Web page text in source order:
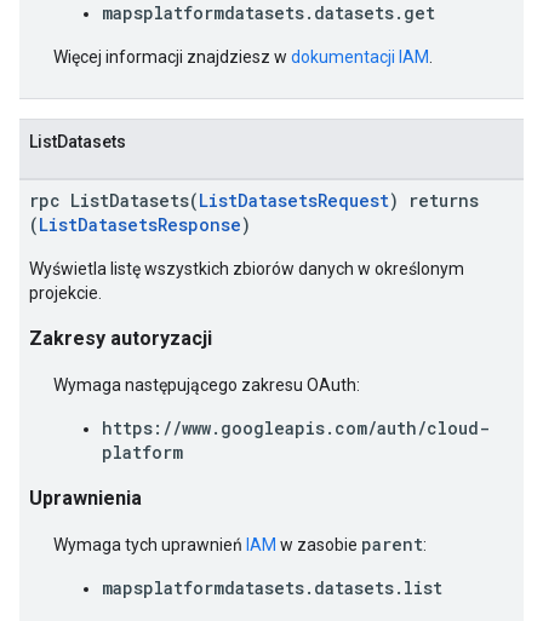
mapsplatformdatasets.datasets.get
Więcej informacji znajdziesz w dokumentacji IAM
ListDatasets
rpc ListDatasets(ListDatasetsRequest) returns
(ListDatasetsResponse)
Wyświetla listę wszystkich zbiorów danych w określonym
projekcie.
Zakresy autoryzacji
Wymaga następującego zakresu OAuth:
https://www.googleapis.com/auth/cloud-
platform
Uprawnienia
Wymaga tych uprawnień IAM w zasobie parent:
mapsplatformdatasets.datasets.list